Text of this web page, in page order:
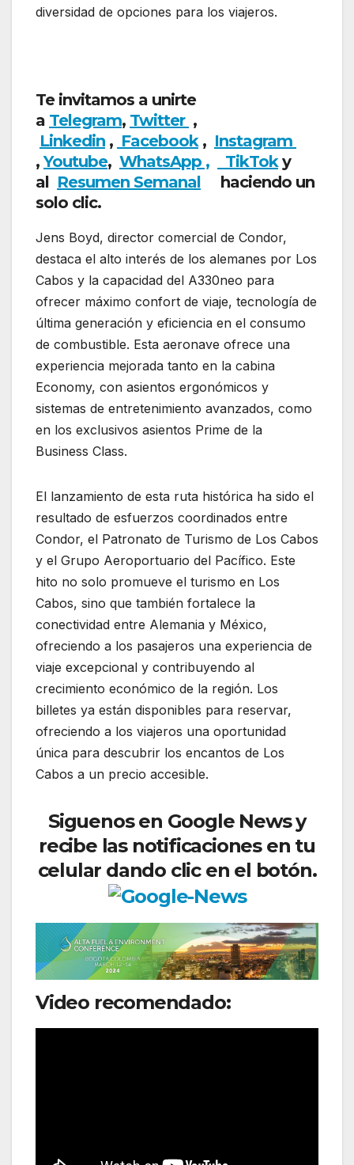
diversidad de opciones para los viajeros.
Te invitamos a unirte
a Telegram, Twitter ,
Linkedin , Facebook, Instagram
,Youtube, WhatsApp , TikToky
al Resumen Semanal haciendo un
solo clic.
Jens Boyd, director comercial de Condor,
destaca el alto interés de los alemanes por Los
Cabos y la capacidad del A330neo para
ofrecer máximo confort de viaje, tecnología de
última generación y eficiencia en el consumo
de combustible. Esta aeronave ofrece una
experiencia mejorada tanto en la cabina
Economy, con asientos ergonómicos y
sistemas de entretenimiento avanzados, como
en los exclusivos asientos Prime de la
Business Class.
El lanzamiento de esta ruta histórica ha sido el
resultado de esfuerzos coordinados entre
Condor, el Patronato de Turismo de Los Cabos
y el Grupo Aeroportuario del Pacífico. Este
hito no solo promueve el turismo en Los
Cabos, sino que también fortalece la
conectividad entre Alemania y México,
ofreciendo a los pasajeros una experiencia de
viaje excepcional y contribuyendo al
crecimiento económico de la región. Los
billetes ya están disponibles para reservar,
ofreciendo a los viajeros una oportunidad
única para descubrir los encantos de Los
Cabos a un precio accesible.
Siguenos en Google News y
recibe las notificaciones en tu
celular dando clic en el botón.
Video recomendado: